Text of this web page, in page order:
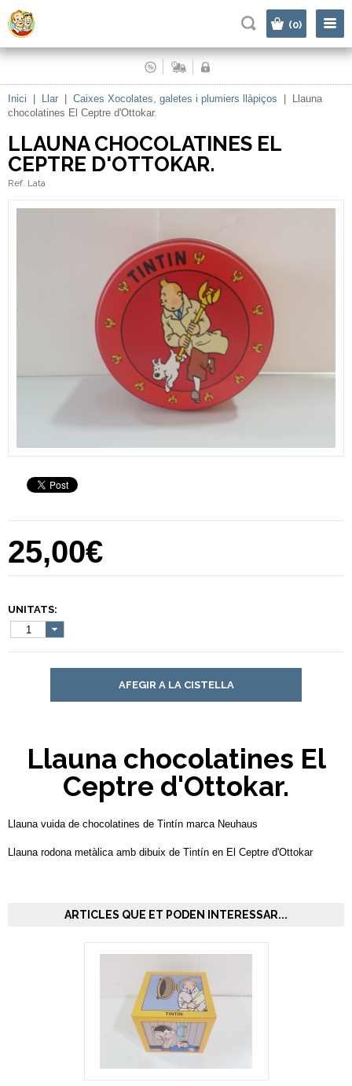
(0)
Inici Llar Caixes Xocolates, galetes i plumiers llàpiços
Llauna
chocolatines El Ceptre d'Ottokar.
LLAUNA CHOCOLATINES EL
CEPTRE D'OTTOKAR.
Ref. Lata
25,00€
UNITATS:
1
AFEGIR A LA CISTELLA
Llauna chocolatines El
Ceptre d'Ottokar.
Llauna vuida de chocolatines de Tintín marca Neuhaus
Llauna rodona metàlica amb dibuix de Tintín en El Ceptre d'Ottokar
ARTICLES QUE ET PODEN INTERESSAR...